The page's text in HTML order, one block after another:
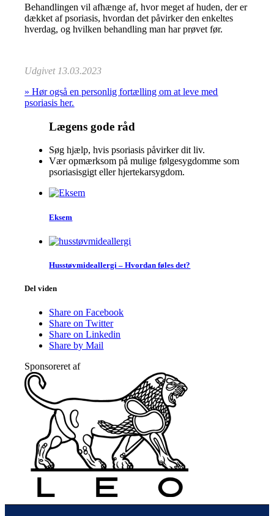
Behandlingen vil afhænge af, hvor meget af huden, der er
dækket af psoriasis, hvordan det påvirker den enkeltes
hverdag, og hvilken behandling man har prøvet før.
Udgivet 13.03.2023
» Hør også en personlig fortælling om at leve med
psoriasis her.
Lægens gode råd
Søg hjælp, hvis psoriasis påvirker dit liv.
Vær opmærksom på mulige følgesygdomme som
psoriasisgigt eller hjertekarsygdom.
Eksem
Husstøvmide­allergi – Hvordan føles det?
Del viden
Share on Facebook
Share on Twitter
Share on Linkedin
Share by Mail
Sponsoreret af